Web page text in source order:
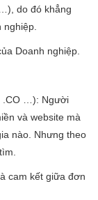
do đó khẳng
Doanh nghiệp.
.CO …): Người
và website mà
nào. Nhưng theo
cam kết giữa đơn